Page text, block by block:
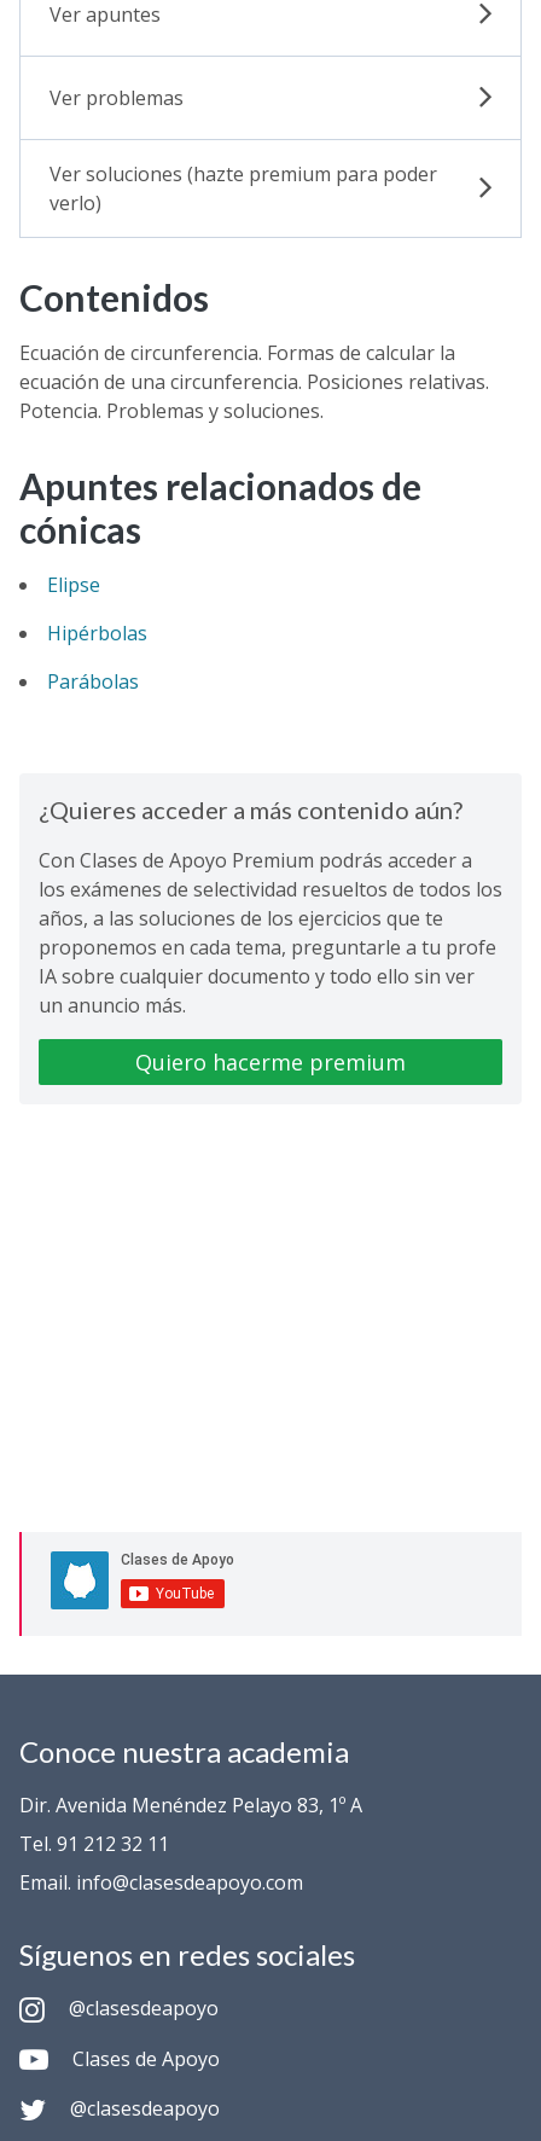
Ver apuntes
Ver problemas
Ver soluciones (hazte premium para poder
verlo)
Contenidos
Ecuación de circunferencia. Formas de calcular la
ecuación de una circunferencia. Posiciones relativas.
Potencia. Problemas y soluciones.
Apuntes relacionados de
cónicas
Elipse
Hipérbolas
Parábolas
¿Quieres acceder a más contenido aún?
Con Clases de Apoyo Premium podrás acceder a
los exámenes de selectividad resueltos de todos los
años, a las soluciones de los ejercicios que te
proponemos en cada tema, preguntarle a tu profe
IA sobre cualquier documento y todo ello sin ver
un anuncio más.
Quiero hacerme premium
Conoce nuestra academia
Dir. Avenida Menéndez Pelayo 83, 1º A
Tel. 91 212 32 11
Email. info@clasesdeapoyo.com
Síguenos en redes sociales
@clasesdeapoyo
Clases de Apoyo
@clasesdeapoyo